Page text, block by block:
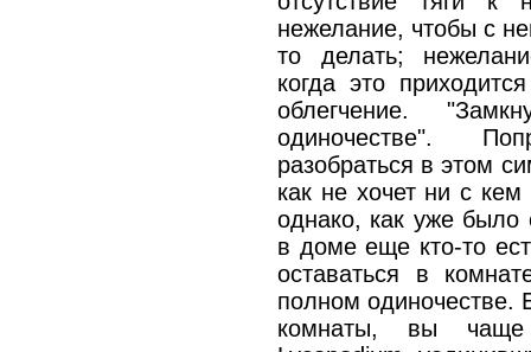
нежелание, чтобы с
то делать;
когда это
облегчение.
одиночестве".
разобраться в этом
как не хочет ни с кем
однако, как уже было
в доме еще кто-то
оставаться в
полном одиночестве.
комнаты, вы чаще